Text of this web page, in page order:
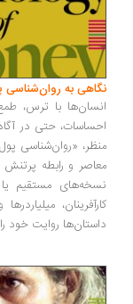
به روان‌شناسی پول |
با ترس، طمع،
حتی در آگاه‌ترین
«روان‌شناسی پول» بیش
و رابطه پرتنش او با
مستقیم یا
میلیاردرها و
روایت خود را